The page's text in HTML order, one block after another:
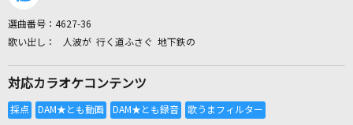
全国りれき
選曲番号： 4627-36
人波が 行く道ふさぐ 地下鉄の
対応カラオケコンテンツ